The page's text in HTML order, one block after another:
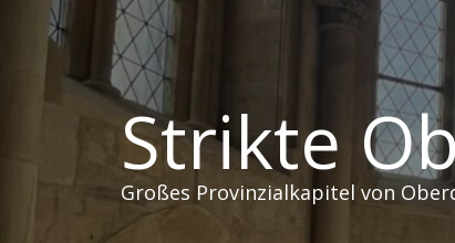
Strikte
Großes Provinzialkapitel von